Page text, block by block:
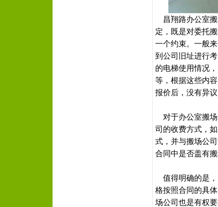
昌翔路办公室搬
定，既是对委托
一个约束。一般
到公司旧址进行
的电梯使用情况
等，根据这些内
报价后，没有异
对于办公室搬场
司的收费方式，
式，并与搬场公
合同中是否盖有
值得明确的是，
格按照合同的具
场公司也是有权